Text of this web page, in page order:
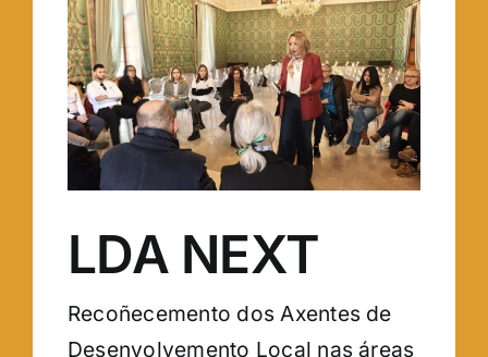
LDA NEXT
Recoñecemento dos Axentes de
Desenvolvemento Local nas áreas